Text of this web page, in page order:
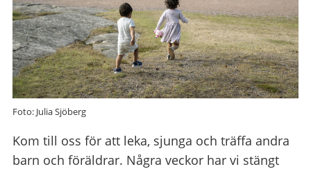
Foto: Julia Sjöberg
Kom till oss för att leka, sjunga och träffa andra
barn och föräldrar. Några veckor har vi stängt